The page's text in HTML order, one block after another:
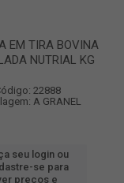
EM TIRA BOVINA
NUTRIAL KG
22888
A GRANEL
seu login ou
se para
preços e